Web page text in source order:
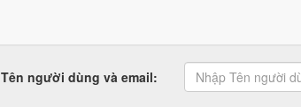
Tên người dùng và email: